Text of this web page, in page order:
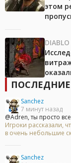
этом
DIABLO
Sanchez
7 минут назад
@Adren, ты просто
Игроки рассказали,
в очень небольшие
Sanchez